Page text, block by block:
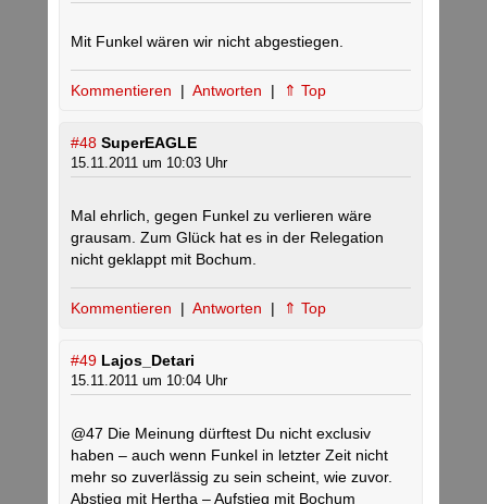
Mit Funkel wären wir nicht abgestiegen.
Kommentieren | Antworten | ⇑ Top
#48 SuperEAGLE
15.11.2011 um 10:03 Uhr
Mal ehrlich, gegen Funkel zu verlieren wäre
grausam. Zum Glück hat es in der Relegation
nicht geklappt mit Bochum.
Kommentieren | Antworten | ⇑ Top
#49 Lajos_Detari
15.11.2011 um 10:04 Uhr
@47 Die Meinung dürftest Du nicht exclusiv
haben – auch wenn Funkel in letzter Zeit nicht
mehr so zuverlässig zu sein scheint, wie zuvor.
Abstieg mit Hertha – Aufstieg mit Bochum